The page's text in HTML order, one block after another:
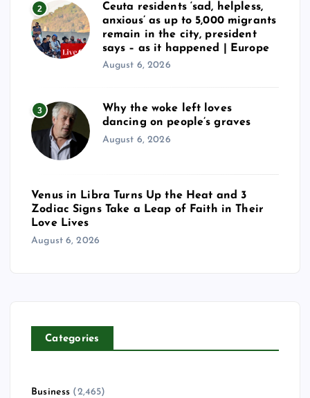
2
Ceuta residents ‘sad, helpless,
anxious’ as up to 5,000 migrants
remain in the city, president
says – as it happened | Europe
August 6, 2026
3
Why the woke left loves
dancing on people’s graves
August 6, 2026
Venus in Libra Turns Up the Heat and 3
Zodiac Signs Take a Leap of Faith in Their
Love Lives
August 6, 2026
Categories
Business (2,465)